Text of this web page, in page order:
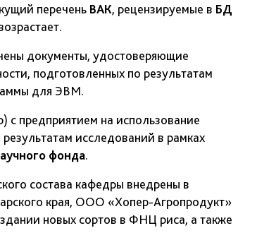
перечень ВАК, рецензируемые в БД
документы, удостоверяющие
подготовленных по результатам
для ЭВМ.
с предприятием на использование
исследований в рамках
фонда.
состава кафедры внедрены в
края, ООО «Хопер-Агропродукт»
новых сортов в ФНЦ риса, а также